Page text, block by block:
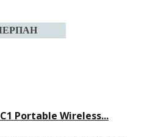
Portable Wireless...